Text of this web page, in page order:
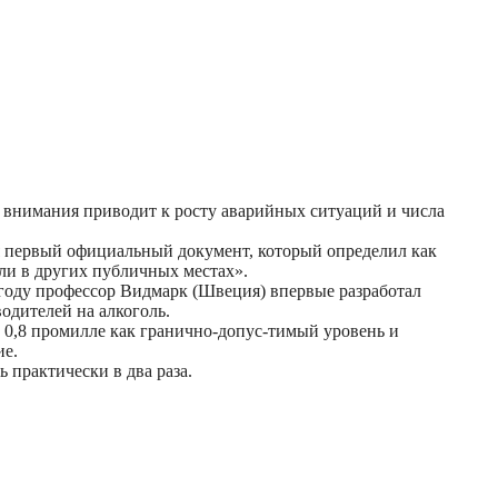
приводит к росту аварийных ситуаций и числа
официальный документ, который определил как
в других публичных местах».
профессор Видмарк (Швеция) впервые разработал
на алкоголь.
промилле как гранично-допус-тимый уровень и
в два раза.